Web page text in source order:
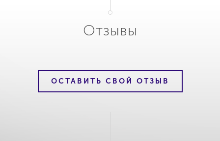
Отзывы
ОСТАВИТЬ СВОЙ ОТЗЫВ